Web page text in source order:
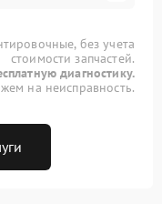
без учета
стоимости запчастей.
диагностику.
на неисправность.